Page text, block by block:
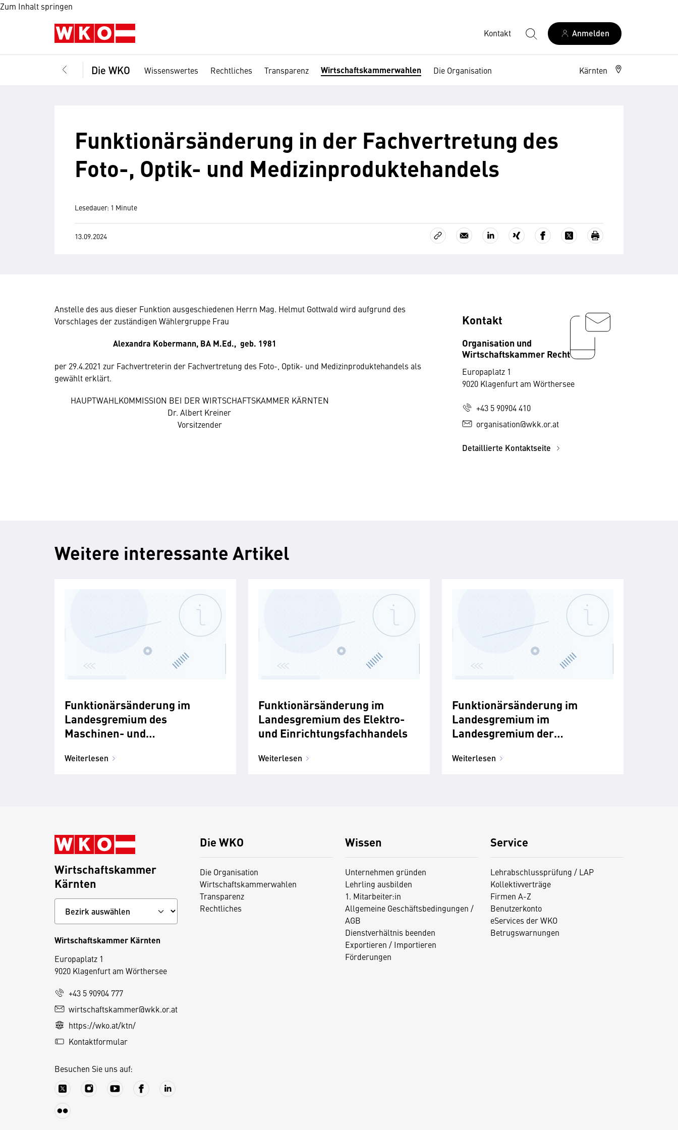
Zum Inhalt springen
Kontakt Anmelden
Die WKO Wissenswertes Rechtliches Transparenz Wirtschaftskammerwahlen Die Organisation Kärnten
Funktionärsänderung in der Fachvertretung des
Foto-, Optik- und Medizinproduktehandels
Lesedauer: 1 Minute
13.09.2024
Anstelle des aus dieser Funktion ausgeschiedenen Herrn Mag. Helmut Gottwald wird aufgrund des
Vorschlages der zuständigen Wählergruppe Frau
Alexandra Kobermann, BA M.Ed., geb. 1981
per 29.4.2021 zur Fachvertreterin der Fachvertretung des Foto-, Optik- und Medizinproduktehandels als
gewählt erklärt.
HAUPTWAHLKOMMISSION BEI DER WIRTSCHAFTSKAMMER KÄRNTEN
Dr. Albert Kreiner
Vorsitzender
Kontakt
Organisation und
Wirtschaftskammer Recht
Europaplatz 1
9020 Klagenfurt am Wörthersee
+43 5 90904 410
organisation@wkk.or.at
Detaillierte Kontaktseite
Weitere interessante Artikel
Funktionärsänderung im
Landesgremium des
Maschinen- und
Weiterlesen
Funktionärsänderung im
Landesgremium des Elektro-
und Einrichtungsfachhandels
Weiterlesen
Funktionärsänderung im
Landesgremium im
Landesgremium der
Weiterlesen
Die WKO
Die Organisation
Wirtschaftskammerwahlen
Transparenz
Rechtliches
Wissen
Unternehmen gründen
Lehrling ausbilden
1. Mitarbeiter:in
Allgemeine Geschäftsbedingungen /
AGB
Dienstverhältnis beenden
Exportieren / Importieren
Förderungen
Service
Lehrabschlussprüfung / LAP
Kollektivverträge
Firmen A-Z
Benutzerkonto
eServices der WKO
Betrugswarnungen
Wirtschaftskammer
Kärnten
Wirtschaftskammer Kärnten
Europaplatz 1
9020 Klagenfurt am Wörthersee
+43 5 90904 777
wirtschaftskammer@wkk.or.at
https://wko.at/ktn/
Kontaktformular
Besuchen Sie uns auf: